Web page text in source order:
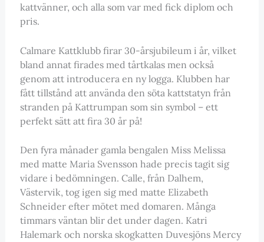
kattvänner, och alla som var med fick diplom och
pris.
Calmare Kattklubb firar 30-årsjubileum i år, vilket
bland annat firades med tårtkalas men också
genom att introducera en ny logga. Klubben har
fått tillstånd att använda den söta kattstatyn från
stranden på Kattrumpan som sin symbol – ett
perfekt sätt att fira 30 år på!
Den fyra månader gamla bengalen Miss Melissa
med matte Maria Svensson hade precis tagit sig
vidare i bedömningen. Calle, från Dalhem,
Västervik, tog igen sig med matte Elizabeth
Schneider efter mötet med domaren. Många
timmars väntan blir det under dagen. Katri
Halemark och norska skogkatten Duvesjöns Mercy